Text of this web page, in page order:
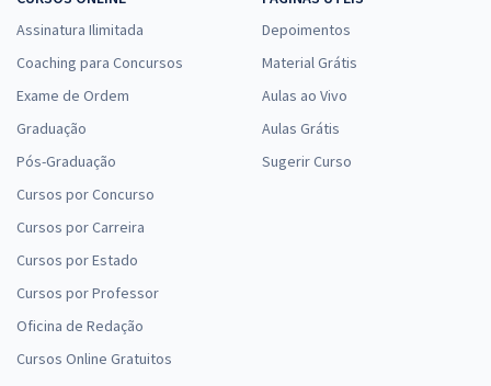
Assinatura Ilimitada
Coaching para Concursos
Exame de Ordem
Graduação
Pós-Graduação
Cursos por Concurso
Cursos por Carreira
Cursos por Estado
Cursos por Professor
Oficina de Redação
Cursos Online Gratuitos
Depoimentos
Material Grátis
Aulas ao Vivo
Aulas Grátis
Sugerir Curso